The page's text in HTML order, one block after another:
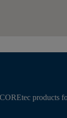
products